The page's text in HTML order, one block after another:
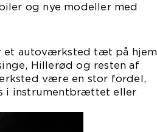
og nye modeller med
et autoværksted tæt på hjem
Hillerød og resten af
være en stor fordel,
i instrumentbrættet eller